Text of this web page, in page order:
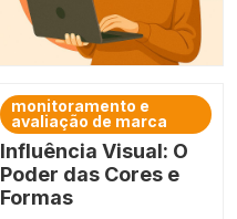
monitoramento e
avaliação de marca
Influência Visual: O
Poder das Cores e
Formas